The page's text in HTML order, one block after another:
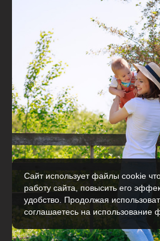
Сайт использует файлы cookie
работу сайта, повысить его
удобство. Продолжая
соглашаетесь на использование